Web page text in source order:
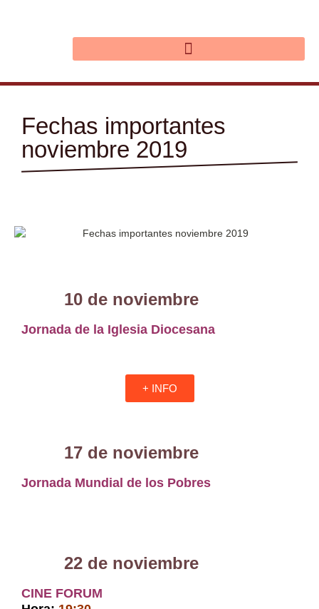
Fechas importantes
noviembre 2019
10 de noviembre
Jornada de la Iglesia Diocesana
+ INFO
17 de noviembre
Jornada Mundial de los Pobres
22 de noviembre
CINE FORUM